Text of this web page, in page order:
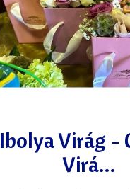
Ibolya Virág -
Virá…